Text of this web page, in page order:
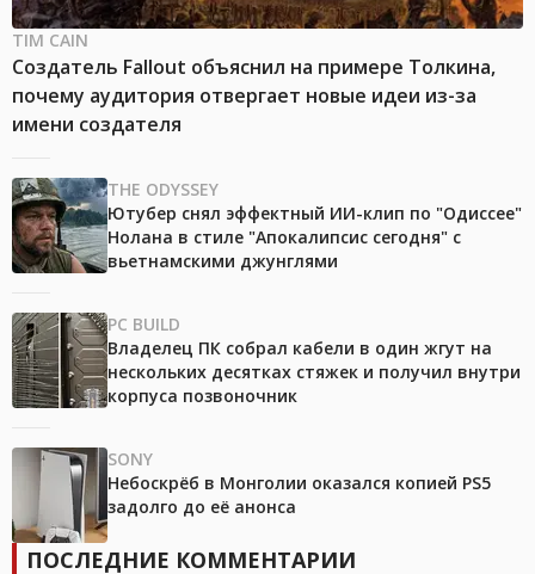
TIM CAIN
Создатель Fallout объяснил на примере Толкина,
почему аудитория отвергает новые идеи из-за
имени создателя
THE ODYSSEY
Ютубер снял эффектный ИИ-клип по "Одиссее"
Нолана в стиле "Апокалипсис сегодня" с
вьетнамскими джунглями
PC BUILD
Владелец ПК собрал кабели в один жгут на
нескольких десятках стяжек и получил внутри
корпуса позвоночник
SONY
Небоскрёб в Монголии оказался копией PS5
задолго до её анонса
ПОСЛЕДНИЕ КОММЕНТАРИИ